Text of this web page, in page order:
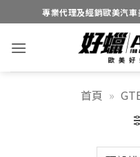
to
content
專業代理及經銷歐美汽
首頁 »